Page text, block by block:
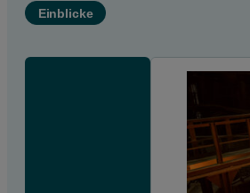
Einblicke